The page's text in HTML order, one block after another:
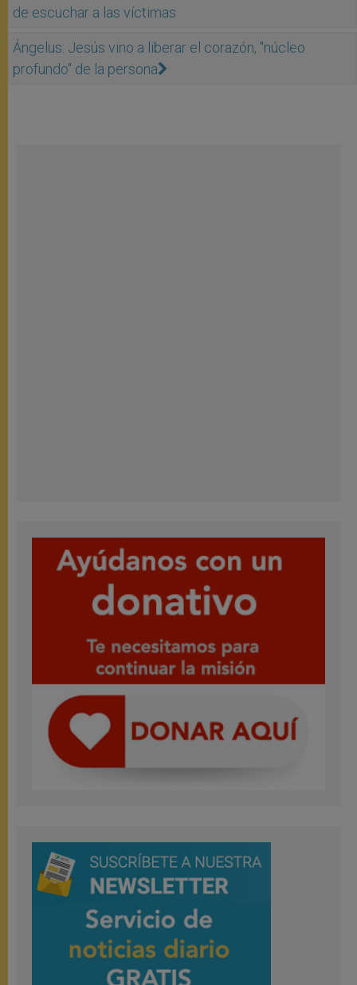
de escuchar a las víctimas
Ángelus: Jesús vino a liberar el corazón, "núcleo
profundo" de la persona